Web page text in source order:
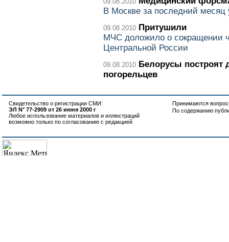
В Москве за последний месяц
09.08.2010 Притушили
МЧС доложило о сокращении
Центральной России
09.08.2010 Белорусы построят
погорельцев
Свидетельство о регистрации СМИ:
ЭЛ N° 77-2909 от 26 июня 2000 г
Любое использование материалов и иллюстраций
возможно только по согласованию с редакцией
Принимаются
По содержанию